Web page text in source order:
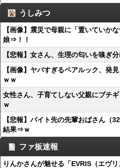
うしみつ
【画像】震災で母親に「置いていか
娘⇒！！
【悲報】女さん、生理の匂いを嗅ぎ
【画像】ヤバすぎるペアルック、発
ｗｗ
女性さん、子育てしない父親にブチ
ｗ
【悲報】バイト先の先輩おばさん（
結果⇒ｗ
ファ板速報
りんかさんが魅せる「EVRIS（エヴ